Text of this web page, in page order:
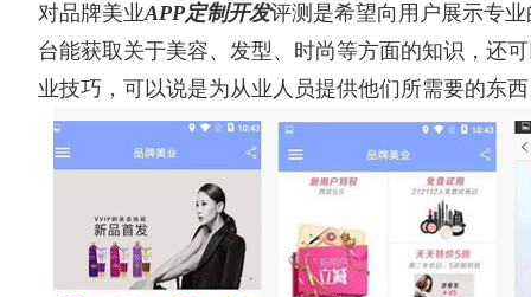
对品牌美业APP定制开发评测是希望向用户展示专
台能获取关于美容、发型、时尚等方面的知识，还
业技巧，可以说是为从业人员提供他们所需要的东